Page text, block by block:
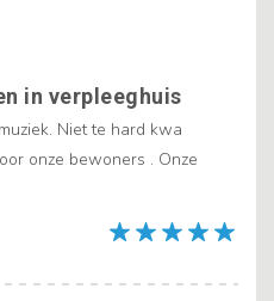
in verpleeghuis
Niet te hard kwa
onze bewoners . Onze